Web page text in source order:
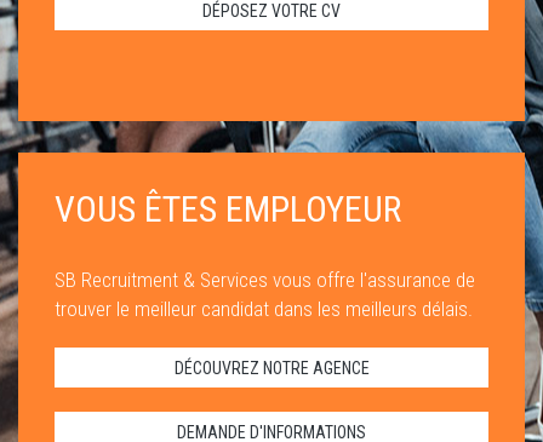
DÉPOSEZ VOTRE CV
VOUS ÊTES EMPLOYEUR
SB Recruitment & Services vous offre l'assurance de
trouver le meilleur candidat dans les meilleurs délais.
DÉCOUVREZ NOTRE AGENCE
DEMANDE D'INFORMATIONS